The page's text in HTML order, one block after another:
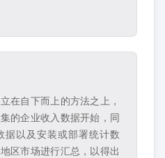
在自下而上的方法之上，
的企业收入数据开始，同
据以及安装或部署统计数
区市场进行汇总，以得出